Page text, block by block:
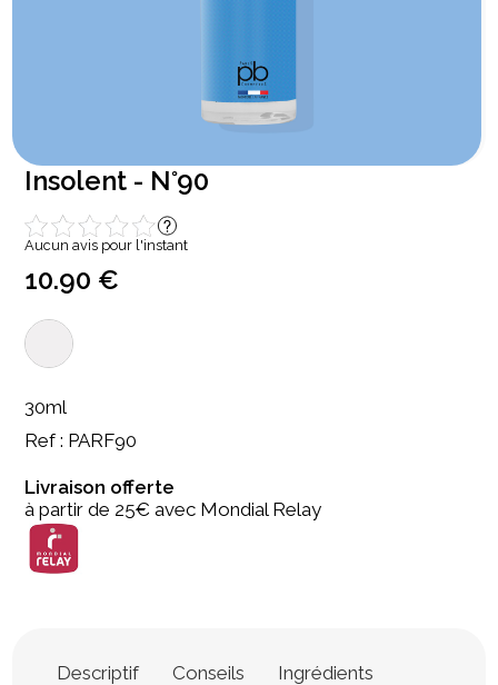
Insolent - N°90
Aucun avis pour l'instant
10.90 €
30ml
Ref : PARF90
Livraison offerte
à partir de 25€ avec Mondial Relay
Descriptif Conseils Ingrédients